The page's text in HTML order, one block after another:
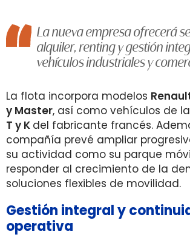
La nueva empresa ofrecerá
alquiler, renting y gestión
vehículos industriales y
La flota incorpora modelos
y Master, así como vehículos de
T y K del fabricante francés.
compañía prevé ampliar
su actividad como su parque
responder al crecimiento de la
soluciones flexibles de movilidad.
Gestión integral y
operativa